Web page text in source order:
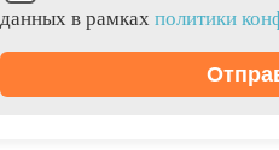
данных в рамках политики